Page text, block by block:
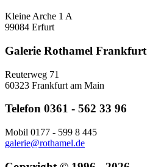
Kleine Arche 1 A
99084 Erfurt
Galerie Rothamel Frankfurt
Reuterweg 71
60323 Frankfurt am Main
Telefon 0361 - 562 33 96
Mobil 0177 - 599 8 445
galerie@rothamel.de